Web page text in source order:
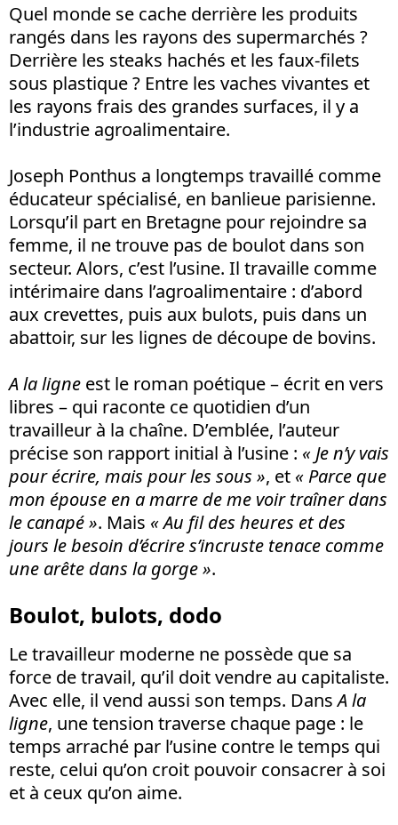
Quel monde se cache derrière les produits
rangés dans les rayons des supermarchés ?
Derrière les steaks hachés et les faux-filets
sous plastique ? Entre les vaches vivantes et
les rayons frais des grandes surfaces, il y a
l’industrie agroalimentaire.
Joseph Ponthus a longtemps travaillé comme
éducateur spécialisé, en banlieue parisienne.
Lorsqu’il part en Bretagne pour rejoindre sa
femme, il ne trouve pas de boulot dans son
secteur. Alors, c’est l’usine. Il travaille comme
intérimaire dans l’agroalimentaire : d’abord
aux crevettes, puis aux bulots, puis dans un
abattoir, sur les lignes de découpe de bovins.
A la ligne est le roman poétique – écrit en vers
libres – qui raconte ce quotidien d’un
travailleur à la chaîne. D’emblée, l’auteur
précise son rapport initial à l’usine : « Je n’y vais
pour écrire, mais pour les sous », et « Parce que
mon épouse en a marre de me voir traîner dans
le canapé ». Mais « Au fil des heures et des
jours le besoin d’écrire s’incruste tenace comme
une arête dans la gorge ».
Boulot, bulots, dodo
Le travailleur moderne ne possède que sa
force de travail, qu’il doit vendre au capitaliste.
Avec elle, il vend aussi son temps. DansA la
ligne, une tension traverse chaque page : le
temps arraché par l’usine contre le temps qui
reste, celui qu’on croit pouvoir consacrer à soi
et à ceux qu’on aime.